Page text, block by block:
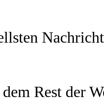
Rest der